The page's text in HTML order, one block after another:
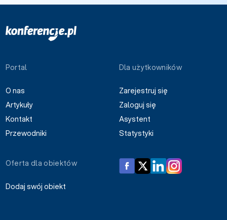
Portal
O nas
Artykuły
Kontakt
Przewodniki
Dla użytkowników
Zarejestruj się
Zaloguj się
Asystent
Statystyki
Oferta dla obiektów
Dodaj swój obiekt